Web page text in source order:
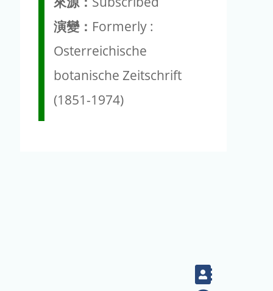
演變： Formerly :
Osterreichische
botanische Zeitschrift
(1851-1974)
Contact